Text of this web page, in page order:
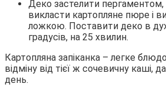
Деко застелити пергаментом,
викласти картопляне пюре і
ложкою. Поставити деко в
градусів, на 25 хвилин.
Картопляна запіканка – легке
відміну від тієї ж сочевичну каші,
день.